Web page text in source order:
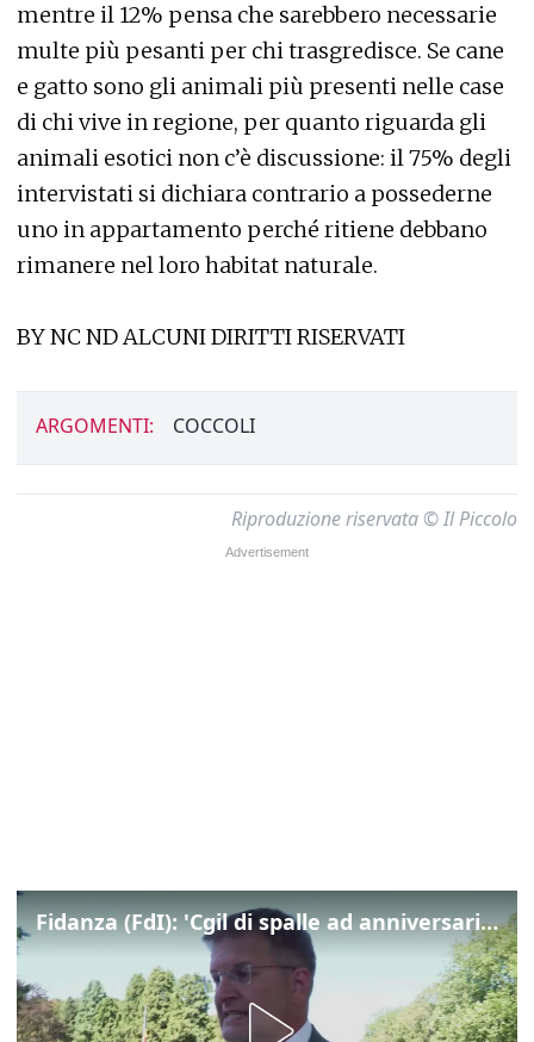
mentre il 12% pensa che sarebbero necessarie
multe più pesanti per chi trasgredisce. Se cane
e gatto sono gli animali più presenti nelle case
di chi vive in regione, per quanto riguarda gli
animali esotici non c’è discussione: il 75% degli
intervistati si dichiara contrario a possederne
uno in appartamento perché ritiene debbano
rimanere nel loro habitat naturale.
BY NC ND ALCUNI DIRITTI RISERVATI
ARGOMENTI: COCCOLI
Riproduzione riservata © Il Piccolo
Fidanza (FdI): 'Cgil di spalle ad anniversario Marcinelle mentre La Russa leggeva Mattarella, si vergogni!'